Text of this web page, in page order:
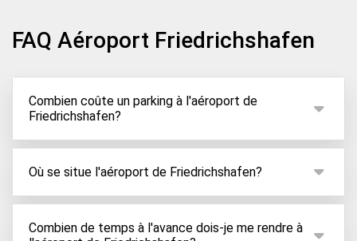
FAQ Aéroport Friedrichshafen
Combien coûte un parking à l'aéroport de
Friedrichshafen?
À partir de 2,50€ par jour seulement, ParkCare vous
permet de réserver votre place de stationnement à
dépend du service ainsi que du type de parking pour
lequel vous optez. Vous pouvez consulter nos
Où se situe l'aéroport de Friedrichshafen?
L'aéroport de Friedrichshafen se situe à seulement
3km au nord de la ville en Allemagne donnant sur le
Combien de temps à l'avance dois-je me rendre à